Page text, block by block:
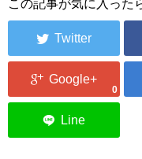
この記事が気に入った
0